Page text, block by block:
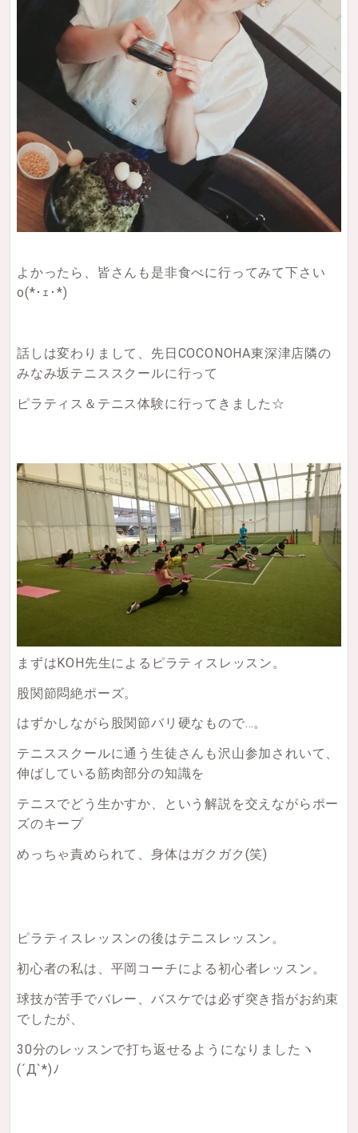
よかったら、皆さんも是非食べに行ってみて下さい
o(*･ｪ･*)
話しは変わりまして、先日COCONOHA東深津店隣の
みなみ坂テニススクールに行って
ピラティス＆テニス体験に行ってきました☆
まずはKOH先生によるピラティスレッスン。
股関節悶絶ポーズ。
はずかしながら股関節バリ硬なもので…。
テニススクールに通う生徒さんも沢山参加されいて、
伸ばしている筋肉部分の知識を
テニスでどう生かすか、という解説を交えながらポー
ズのキープ
めっちゃ責められて、身体はガクガク(笑)
ピラティスレッスンの後はテニスレッスン。
初心者の私は、平岡コーチによる初心者レッスン。
球技が苦手でバレー、バスケでは必ず突き指がお約束
でしたが、
30分のレッスンで打ち返せるようになりました ヽ
(´Д`*)ﾉ